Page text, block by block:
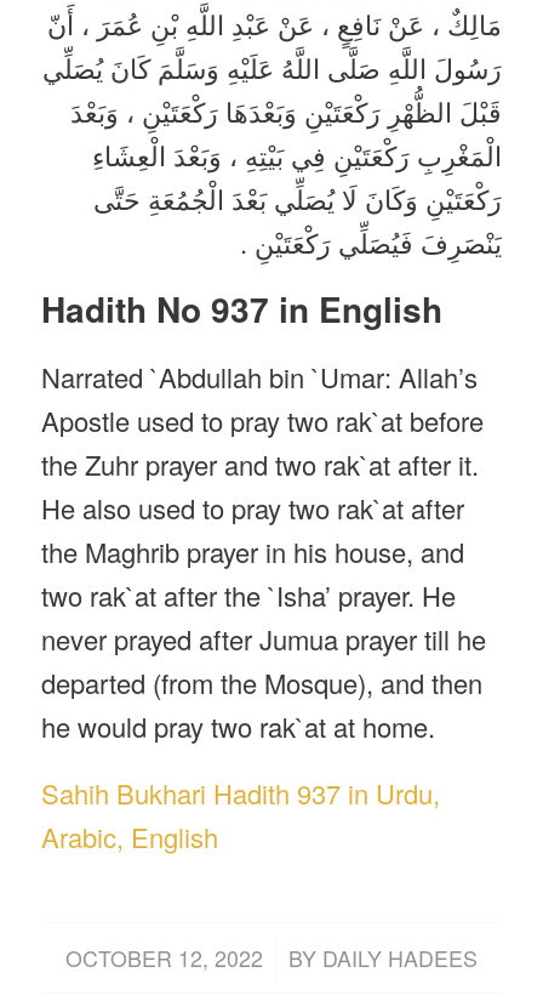
مَالِكٌ ، عَنْ نَافِعٍ ، عَنْ عَبْدِ اللَّهِ بْنِ عُمَرَ ، أَنّ
رَسُولَ اللَّهِ صَلَّى اللَّهُ عَلَيْهِ وَسَلَّمَ كَانَ يُصَلِّي
قَبْلَ الظُّهْرِ رَكْعَتَيْنِ وَبَعْدَهَا رَكْعَتَيْنِ ، وَبَعْدَ
الْمَغْرِبِ رَكْعَتَيْنِ فِي بَيْتِهِ ، وَبَعْدَ الْعِشَاءِ
رَكْعَتَيْنِ وَكَانَ لَا يُصَلِّي بَعْدَ الْجُمُعَةِ حَتَّى
يَنْصَرِفَ فَيُصَلِّي رَكْعَتَيْنِ .
Hadith No 937 in English
Narrated `Abdullah bin `Umar: Allah’s
Apostle used to pray two rak`at before
the Zuhr prayer and two rak`at after it.
He also used to pray two rak`at after
the Maghrib prayer in his house, and
two rak`at after the `Isha’ prayer. He
never prayed after Jumua prayer till he
departed (from the Mosque), and then
he would pray two rak`at at home.
Sahih Bukhari Hadith 937 in Urdu,
Arabic, English
OCTOBER 12, 2022
/ BY DAILY HADEES